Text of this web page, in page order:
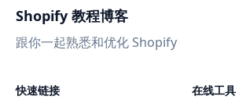
Shopify 教程博客
跟你一起熟悉和优化 Shopify
快速链接
在线工具